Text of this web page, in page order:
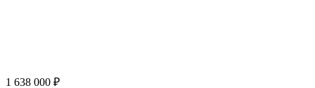
1 638 000 ₽